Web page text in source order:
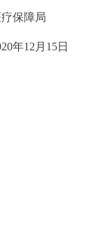
医疗保障局
年12月15日